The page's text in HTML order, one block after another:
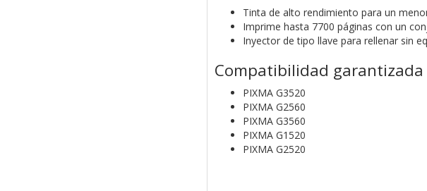
Tinta de alto rendimiento para un
Imprime hasta 7700 páginas con un
Inyector de tipo llave para rellenar sin
Compatibilidad garantizada
PIXMA G3520
PIXMA G2560
PIXMA G3560
PIXMA G1520
PIXMA G2520